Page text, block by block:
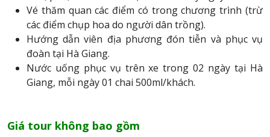
Vé thăm quan các điểm có trong chương trình (trừ
các điểm chụp hoa do người dân trồng).
Hướng dẫn viên địa phương đón tiễn và phục vụ
đoàn tại Hà Giang.
Nước uống phục vụ trên xe trong 02 ngày tại Hà
Giang, mỗi ngày 01 chai 500ml/khách.
Giá tour không bao gồm